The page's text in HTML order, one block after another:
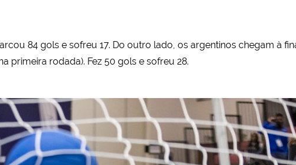
84 gols e sofreu 17. Do outro lado, os argentinos chegam à
primeira rodada). Fez 50 gols e sofreu 28.